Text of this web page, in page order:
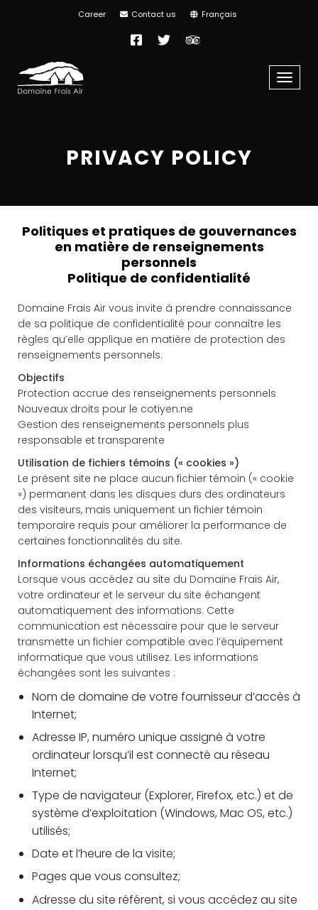
Career Contact us Français
Facebook
TwitterTripAdvisor
Menu
PRIVACY POLICY
Politiques et pratiques de gouvernances
en matière de renseignements
personnels
Politique de confidentialité
Domaine Frais Air vous invite à prendre connaissance
de sa politique de confidentialité pour connaître les
règles qu’elle applique en matière de protection des
renseignements personnels.
Objectifs
Protection accrue des renseignements personnels
Nouveaux droits pour le cotiyen.ne
Gestion des renseignements personnels plus
responsable et transparente
Utilisation de fichiers témoins (« cookies »)
Le présent site ne place aucun fichier témoin (« cookie
») permanent dans les disques durs des ordinateurs
des visiteurs, mais uniquement un fichier témoin
temporaire requis pour améliorer la performance de
certaines fonctionnalités du site.
Informations échangées automatiquement
Lorsque vous accédez au site du Domaine Frais Air,
votre ordinateur et le serveur du site échangent
automatiquement des informations. Cette
communication est nécessaire pour que le serveur
transmette un fichier compatible avec l’équipement
informatique que vous utilisez. Les informations
échangées sont les suivantes :
Nom de domaine de votre fournisseur d’accès à
Internet;
Adresse IP, numéro unique assigné à votre
ordinateur lorsqu’il est connecté au réseau
Internet;
Type de navigateur (Explorer, Firefox, etc.) et de
système d’exploitation (Windows, Mac OS, etc.)
utilisés;
Date et l’heure de la visite;
Pages que vous consultez;
Adresse du site référent, si vous accédez au site